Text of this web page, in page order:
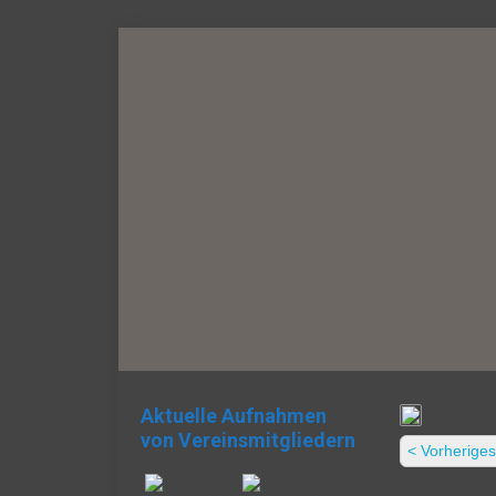
< Vorheriges
Aktuelle Aufnahmen
von Vereinsmitgliedern